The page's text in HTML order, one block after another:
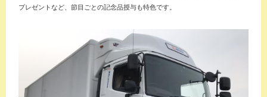
プレゼントなど、節目ごとの記念品授与も特色です。